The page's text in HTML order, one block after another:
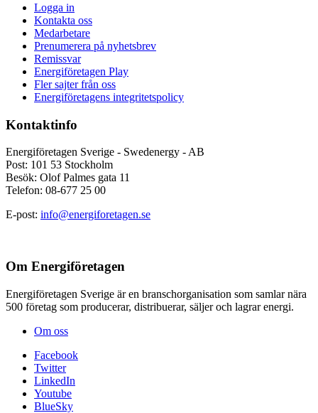
Logga in
Kontakta oss
Medarbetare
Prenumerera på nyhetsbrev
Remissvar
Energiföretagen Play
Fler sajter från oss
Energiföretagens integritetspolicy
Kontaktinfo
Energiföretagen Sverige - Swedenergy - AB
Post: 101 53 Stockholm
Besök: Olof Palmes gata 11
Telefon: 08-677 25 00
E-post: info@energiforetagen.se
Om Energiföretagen
Energiföretagen Sverige är en branschorganisation som samlar nära
500 företag som producerar, distribuerar, säljer och lagrar energi.
Om oss
Facebook
Twitter
LinkedIn
Youtube
BlueSky